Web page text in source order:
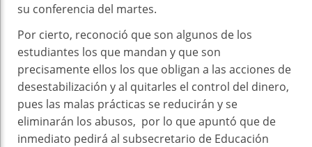
su conferencia del martes.
Por cierto, reconoció que son algunos de los
estudiantes los que mandan y que son
precisamente ellos los que obligan a las acciones de
desestabilización y al quitarles el control del dinero,
pues las malas prácticas se reducirán y se
eliminarán los abusos, por lo que apuntó que de
inmediato pedirá al subsecretario de Educación